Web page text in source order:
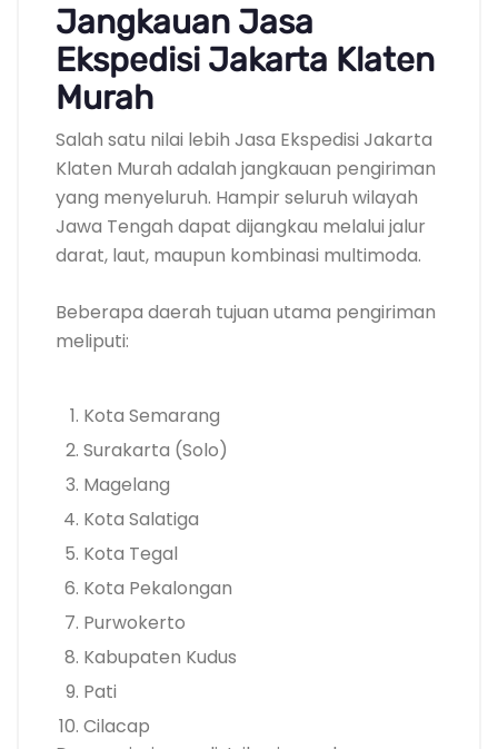
Jangkauan Jasa
Ekspedisi Jakarta Klaten
Murah
Salah satu nilai lebih Jasa Ekspedisi Jakarta
Klaten Murah adalah jangkauan pengiriman
yang menyeluruh. Hampir seluruh wilayah
Jawa Tengah dapat dijangkau melalui jalur
darat, laut, maupun kombinasi multimoda.
Beberapa daerah tujuan utama pengiriman
meliputi:
Kota Semarang
Surakarta (Solo)
Magelang
Kota Salatiga
Kota Tegal
Kota Pekalongan
Purwokerto
Kabupaten Kudus
Pati
Cilacap